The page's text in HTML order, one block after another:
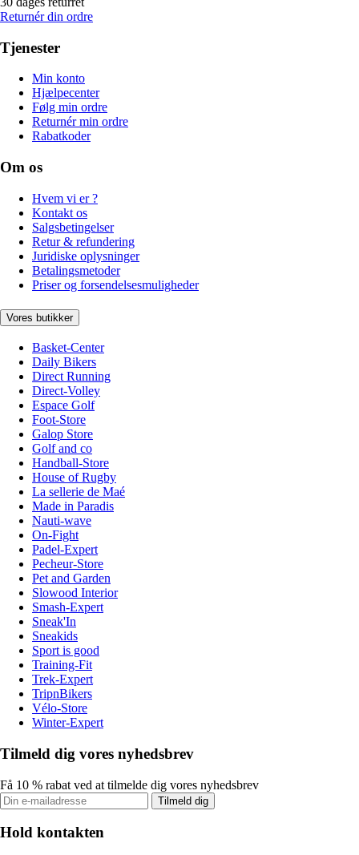
Returnér din ordre
Tjenester
Min konto
Hjælpecenter
Følg min ordre
Returnér min ordre
Rabatkoder
Om os
Hvem vi er ?
Kontakt os
Salgsbetingelser
Retur & refundering
Juridiske oplysninger
Betalingsmetoder
Priser og forsendelsesmuligheder
Vores butikker
Basket-Center
Daily Bikers
Direct Running
Direct-Volley
Espace Golf
Foot-Store
Galop Store
Golf and co
Handball-Store
House of Rugby
La sellerie de Maé
Made in Paradis
Nauti-wave
On-Fight
Padel-Expert
Pecheur-Store
Pet and Garden
Slowood Interior
Smash-Expert
Sneak'In
Sneakids
Sport is good
Training-Fit
Trek-Expert
TripnBikers
Vélo-Store
Winter-Expert
Tilmeld dig vores nyhedsbrev
Få 10 % rabat ved at tilmelde dig vores nyhedsbrev
Tilmeld dig
Hold kontakten